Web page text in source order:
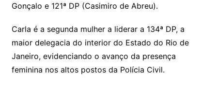
Gonçalo e 121ª DP (Casimiro de Abreu).
Carla é a segunda mulher a liderar a 134ª DP, a
maior delegacia do interior do Estado do Rio de
Janeiro, evidenciando o avanço da presença
feminina nos altos postos da Polícia Civil.